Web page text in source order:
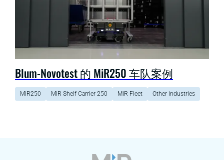
Blum-Novotest 的 MiR250 车队案例
MiR250 MiR Shelf Carrier 250 MiR Fleet Other industries